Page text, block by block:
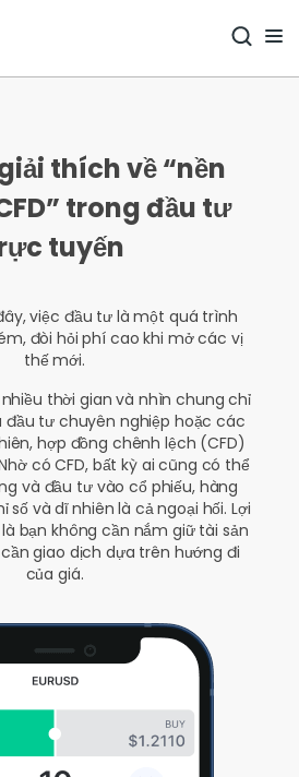
thích về “nền
trong đầu tư
tuyến
việc đầu tư là một quá trình
đòi hỏi phí cao khi mở các vị
thế mới.
thời gian và nhìn chung chỉ
tư chuyên nghiệp hoặc các
hợp đồng chênh lệch (CFD)
có CFD, bất kỳ ai cũng có thể
và đầu tư vào cổ phiếu, hàng
số và dĩ nhiên là cả ngoại hối. Lợi
bạn không cần nắm giữ tài sản
giao dịch dựa trên hướng đi
của giá.